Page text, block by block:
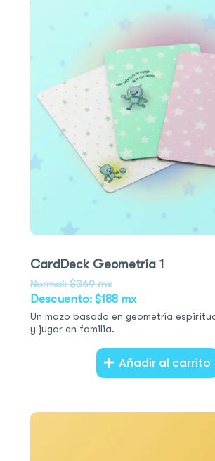
CardDeck Geometría 1
Normal: $369 mx
Descuento: $188 mx
Un mazo basado en geometría
y jugar en familia.
Añadir al carrito